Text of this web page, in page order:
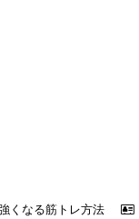
くなる筋トレ方法